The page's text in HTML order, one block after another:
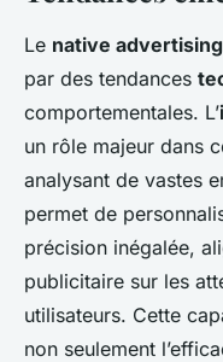
Le native advertising
par des tendances
comportementales. L’
un rôle majeur dans
analysant de vastes
permet de
précision inégalée,
publicitaire sur les
utilisateurs. Cette
non seulement